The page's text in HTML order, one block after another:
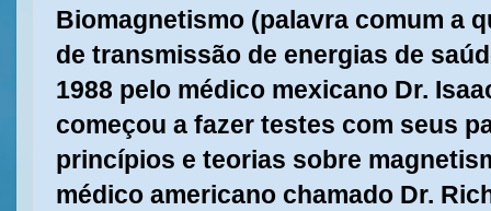
Biomagnetismo (palavra comum a
de transmissão de energias de
1988 pelo médico mexicano Dr.
começou a fazer testes com seus
princípios e teorias sobre
médico americano chamado Dr.